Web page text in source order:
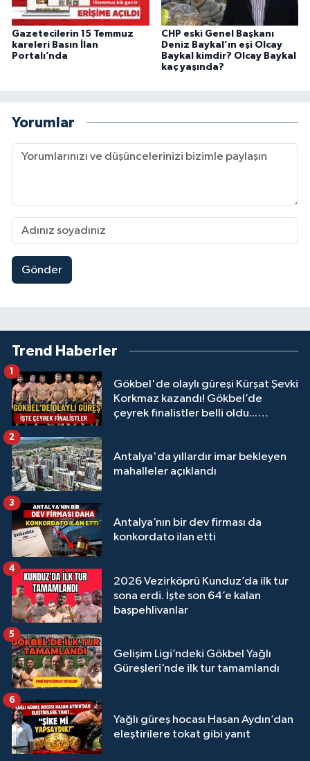
Gazetecilerin 15 Temmuz
kareleri Basın İlan
Portalı’nda
CHP eski Genel Başkanı
Deniz Baykal’ın eşi Olcay
Baykal kimdir? Olcay Baykal
kaç yaşında?
Yorumlar
Gönder
Trend Haberler
Gökbel'de olaylı güreşi Kürşat Şevki
Korkmaz kazandı! Gökbel’de
çeyrek finalistler belli oldu...
1
Antalya'da yıllardır imar bekleyen
mahalleler açıklandı
2
Antalya’nın bir dev firması da
konkordato ilan etti
3
2026 Vezirköprü Kunduz’da ilk tur
sona erdi. İşte son 64’e kalan
başpehlivanlar
4
Gelişim Ligi’ndeki Gökbel Yağlı
Güreşleri’nde ilk tur tamamlandı
5
Yağlı güreş hocası Hasan Aydın’dan
eleştirilere tokat gibi yanıt
6